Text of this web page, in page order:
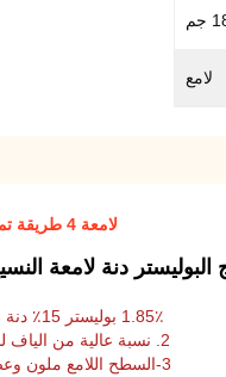
لامع
لامعة 4 طريقة تمتد نسيج البوليستر دنة للبيكيني
1.85٪ بوليستر 15٪ دنة نسيج هو نسيج حياكة الاعوجاج.
2. نسبة عالية من الياف لدنة تعطي النسيج مرونة عالية.
3-السطح اللامع ملون وعصري أكثر من الأقمشة الباهتة.